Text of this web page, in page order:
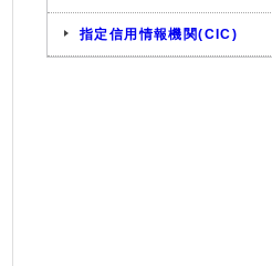
指定信用情報機関(CIC)